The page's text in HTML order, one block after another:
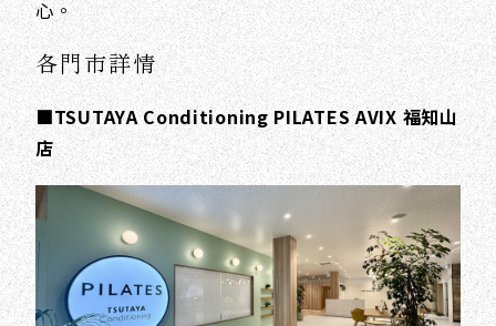
心。
各門市詳情
■TSUTAYA Conditioning PILATES AVIX 福知山
店